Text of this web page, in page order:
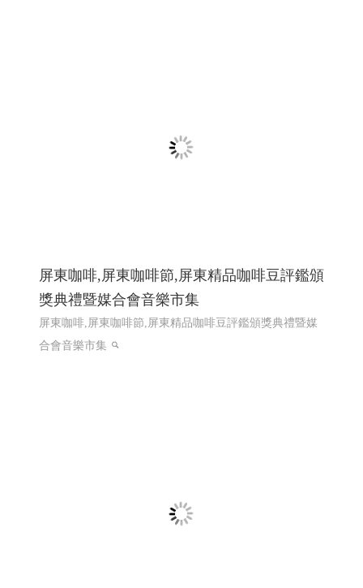
Grounding Plate, 彈片 Spring Contact ,Spring Clip, 五金零件
Metal Parts,客製化沖壓件 Custom Stamped Parts,電子五金
件 Electronic Hardware , 工控零件 Control Parts
第二次網
頁設計改版115年上線完成